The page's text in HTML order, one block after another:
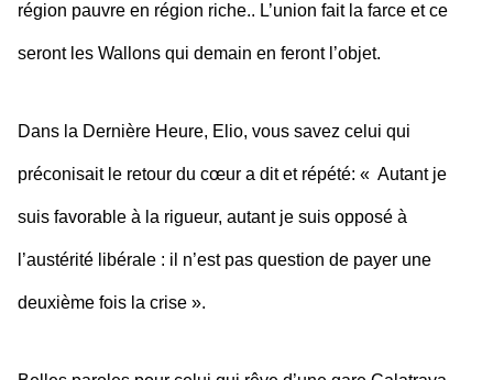
région pauvre en région riche.. L’union fait la farce et ce
seront les Wallons qui demain en feront l’objet.
Dans la Dernière Heure, Elio, vous savez celui qui
préconisait le retour du cœur a dit et répété: « Autant je
suis favorable à la rigueur, autant je suis opposé à
l’austérité libérale : il n’est pas question de payer une
deuxième fois la crise ».